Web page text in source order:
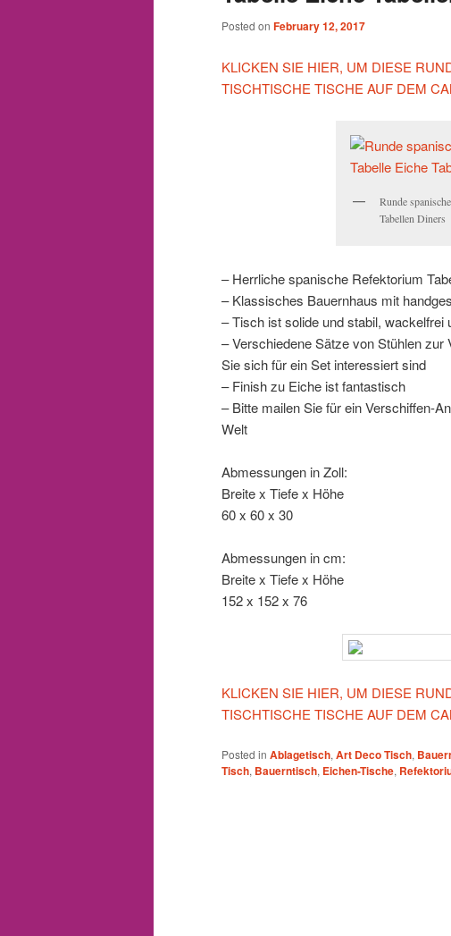
Posted on February 12, 2017
KLICKEN SIE HIER, UM DIESE
TISCHTISCHE TISCHE AUF DEM
Runde
Tabellen Diners
– Herrliche spanische Refektorium
– Klassisches Bauernhaus mit
– Tisch ist solide und stabil,
– Verschiedene Sätze von Stühlen
Sie sich für ein Set interessiert sind
– Finish zu Eiche ist fantastisch
– Bitte mailen Sie für ein Verschiffen-
Welt
Abmessungen in Zoll:
Breite x Tiefe x Höhe
60 x 60 x 30
Abmessungen in cm:
Breite x Tiefe x Höhe
152 x 152 x 76
KLICKEN SIE HIER, UM DIESE
TISCHTISCHE TISCHE AUF DEM
Posted in Ablagetisch, Art Deco Tisch,
Tisch, Bauerntisch, Eichen-Tische,